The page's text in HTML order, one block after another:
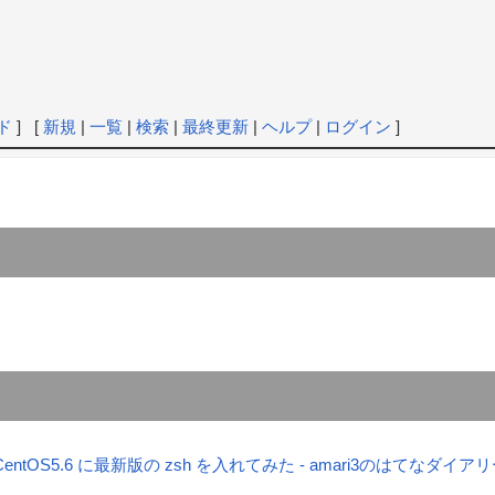
] [ 新規 | 一覧| 検索| 最終更新| ヘルプ| ログイン ]
に最新版の zsh を入れてみた - amari3のはてなダイアリ